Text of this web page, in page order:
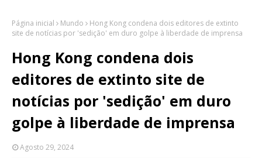
Página inicial Mundo
Hong Kong condena dois editores de extinto
site de notícias por 'sedição' em duro golpe à liberdade de imprensa
Hong Kong condena dois
editores de extinto site de
notícias por 'sedição' em duro
golpe à liberdade de imprensa
Agosto 29, 2024